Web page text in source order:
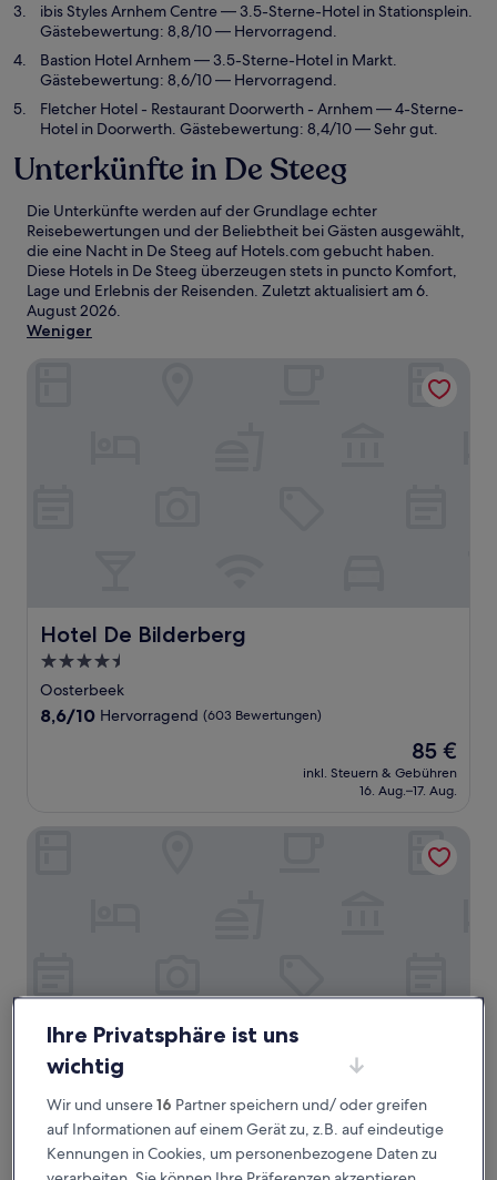
ibis Styles Arnhem Centre— 3.5-Sterne-Hotel in Stationsplein.
Gästebewertung: 8,8/10 — Hervorragend.
Bastion Hotel Arnhem— 3.5-Sterne-Hotel in Markt.
Gästebewertung: 8,6/10 — Hervorragend.
Fletcher Hotel - Restaurant Doorwerth - Arnhem— 4-Sterne-
Hotel in Doorwerth. Gästebewertung: 8,4/10 — Sehr gut.
Unterkünfte in De Steeg
Die Unterkünfte werden auf der Grundlage echter
Reisebewertungen und der Beliebtheit bei Gästen ausgewählt,
die eine Nacht in De Steeg auf Hotels.com gebucht haben.
Diese Hotels in De Steeg überzeugen stets in puncto Komfort,
Lage und Erlebnis der Reisenden. Zuletzt aktualisiert am6.
August 2026.
Weniger
Hotel De Bilderberg
Hotel De Bilderberg
4.5-
Sterne-
Unterkunft
Oosterbeek
8.6
8,6/10 Hervorragend (603 Bewertungen)
Der
Preis
beträgt
85 €
inkl. Steuern & Gebühren
16. Aug.–17. Aug.
Holiday Inn Express Arnhem by IHG
Holiday Inn Express Arnhem by IHG
3.0-
Sterne-
Arnhem
Ihre Privatsphäre ist uns
wichtig
Wir und unsere16 Partner speichern und/ oder greifen
auf Informationen auf einem Gerät zu, z.B. auf eindeutige
Kennungen in Cookies, um personenbezogene Daten zu